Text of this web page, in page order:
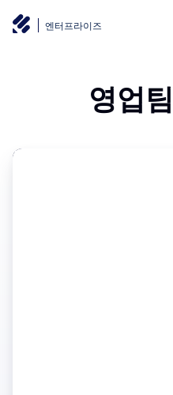
엔터프라이즈
영업